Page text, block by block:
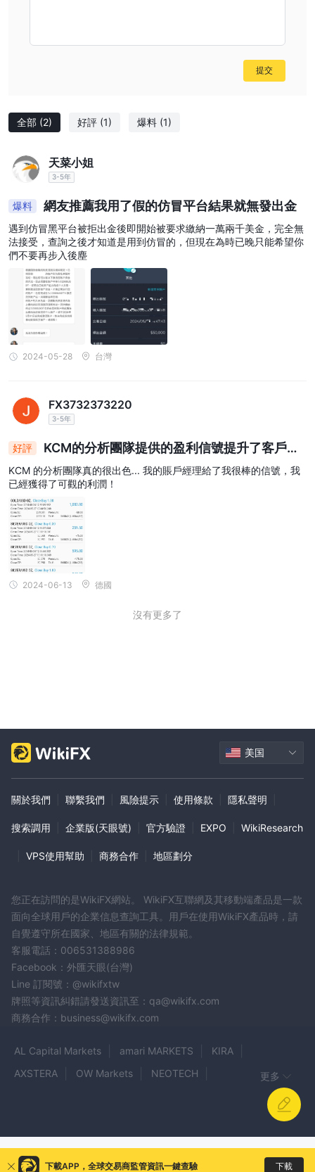
全部 (2) 好評 (1) 爆料 (1)
天菜小姐
3-5年
爆料 網友推薦我用了假的仿冒平台結果就無發出金
遇到仿冒黑平台被拒出金後即開始被要求繳納一萬兩千美金，完全無
法接受，查詢之後才知道是用到仿冒的，但現在為時已晚只能希望你
們不要再步入後塵
2024-05-28 台灣
FX3732373220
3-5年
好評
KCM的分析團隊提供的盈利信號提升了客戶的
成功
KCM 的分析團隊真的很出色... 我的賬戶經理給了我很棒的信號，我
已經獲得了可觀的利潤！
2024-06-13 德國
沒有更多了
提交
美国
關於我們 聯繫我們 風險提示 使用條款 隱私聲明
搜索調用 企業版(天眼號) 官方驗證 EXPO WikiResearch
VPS使用幫助 商務合作 地區劃分
您正在訪問的是WikiFX網站。 WikiFX互聯網及其移動端產品是一款
面向全球用戶的企業信息查詢工具。用戶在使用WikiFX產品時，請
自覺遵守所在國家、地區有關的法律規範。
客服電話：006531388986
Facebook：外匯天眼(台灣)
Line 訂閱號：@wikifxtw
牌照等資訊糾錯請發送資訊至：qa@wikifx.com
商務合作：business@wikifx.com
AL Capital Markets amari MARKETS
KIRA
AXSTERA
OW Markets
NEOTECH
GFC
CEO Trading ezifx
Axel Edge Markets
SMART OPTIONTRADES
Vistova PRIME ASSET FX
更多
下載APP，全球交易商監管資訊一鍵查驗 下載